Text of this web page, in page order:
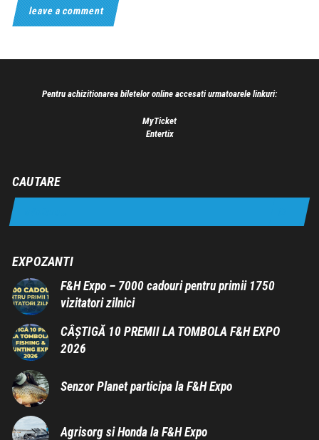
Pentru achizitionarea biletelor online accesati urmatoarele linkuri:
MyTicket
Entertix
CAUTARE
EXPOZANTI
F&H Expo – 7000 cadouri pentru primii 1750
vizitatori zilnici
CÂȘTIGĂ 10 PREMII LA TOMBOLA F&H EXPO
2026
Senzor Planet participa la F&H Expo
Agrisorg si Honda la F&H Expo